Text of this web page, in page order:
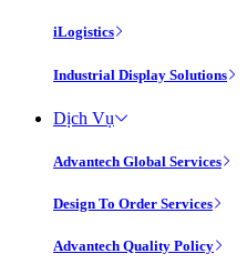
iLogistics
Industrial Display Solutions
Dịch Vụ
Advantech Global Services
Design To Order Services
Advantech Quality Policy